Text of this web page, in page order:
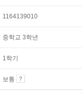
1164139010
중학교 3학년
1학기
보통